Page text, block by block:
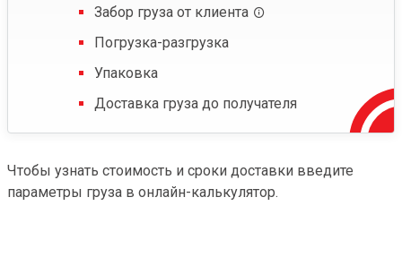
Забор груза от клиента
Погрузка-разгрузка
Упаковка
Доставка груза до получателя
Чтобы узнать стоимость и сроки доставки введите
параметры груза в онлайн-калькулятор.